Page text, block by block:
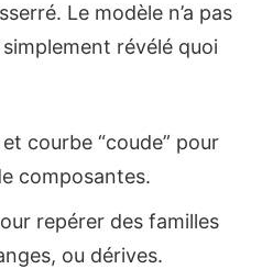
Le modèle n’a pas
révélé quoi
courbe “coude” pour
composantes.
repérer des familles
ou dérives.